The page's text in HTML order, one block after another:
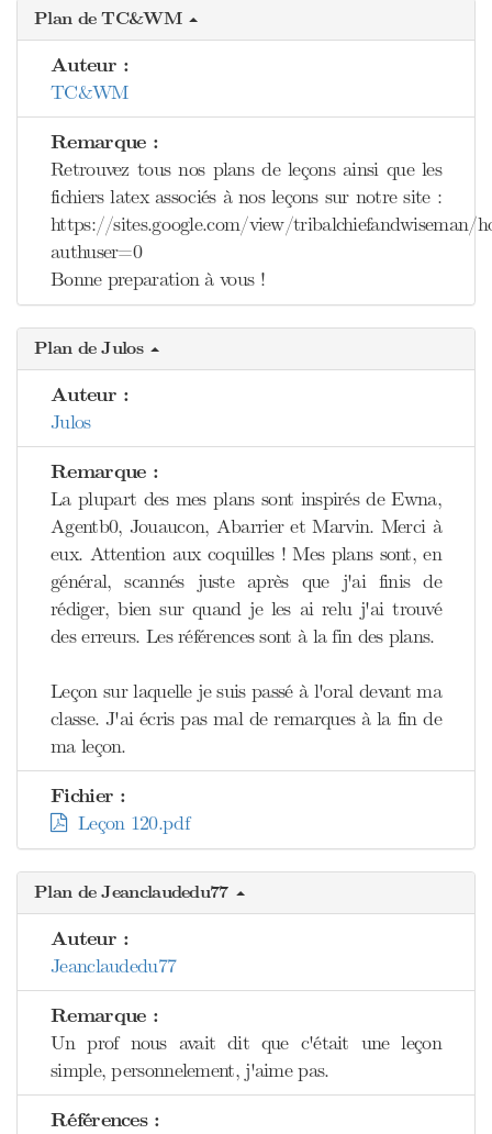
Plan de TC&WM
Auteur :
TC&WM
Remarque :
Retrouvez tous nos plans de leçons ainsi que les
fichiers latex associés à nos leçons sur notre site :
https://sites.google.com/view/tribalchiefandwiseman/
authuser=0
Bonne preparation à vous !
Plan de Julos
Auteur :
Julos
Remarque :
La plupart des mes plans sont inspirés de Ewna,
Agentb0, Jouaucon, Abarrier et Marvin. Merci à
eux. Attention aux coquilles ! Mes plans sont, en
général, scannés juste après que j'ai finis de
rédiger, bien sur quand je les ai relu j'ai trouvé
des erreurs. Les références sont à la fin des plans.
Leçon sur laquelle je suis passé à l'oral devant ma
classe. J'ai écris pas mal de remarques à la fin de
ma leçon.
Fichier :
Leçon 120.pdf
Plan de Jeanclaudedu77
Auteur :
Jeanclaudedu77
Remarque :
Un prof nous avait dit que c'était une leçon
simple, personnelement, j'aime pas.
Références :